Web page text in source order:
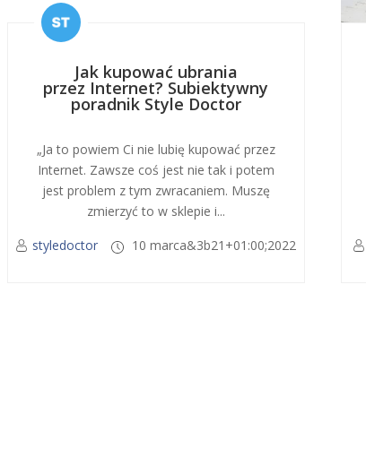
Jak kupować ubrania
przez Internet? Subiektywny
poradnik Style Doctor
„Ja to powiem Ci nie lubię kupować przez
Internet. Zawsze coś jest nie tak i potem
jest problem z tym zwracaniem. Muszę
zmierzyć to w sklepie i...
styledoctor
10 marca&3b21+01:00;2022